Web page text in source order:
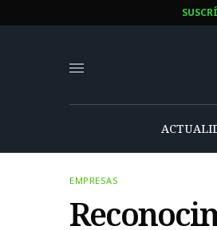
EMPRESAS